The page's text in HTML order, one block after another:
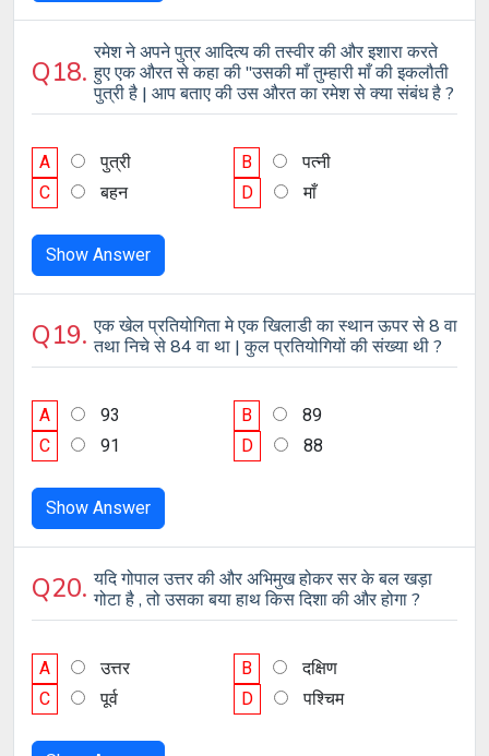
Q18.
रमेश ने अपने पुत्र आदित्य की तस्वीर की और इशारा करते
हुए एक औरत से कहा की "उसकी माँ तुम्हारी माँ की इकलौती
पुत्री है | आप बताए की उस औरत का रमेश से क्या संबंध है ?
A पुत्री B
पत्नी
C
बहन D माँ
Show Answer
Q19.एक खेल प्रतियोगिता मे एक खिलाडी का स्थान ऊपर से 8 वा
तथा निचे से 84 वा था | कुल प्रतियोगियों की संख्या थी ?
A 93 B
89
C
91 D 88
Show Answer
Q20.यदि गोपाल उत्तर की और अभिमुख होकर सर के बल खड़ा
गोटा है , तो उसका बया हाथ किस दिशा की और होगा ?
A उत्तर B
दक्षिण
C
पूर्व D पश्चिम